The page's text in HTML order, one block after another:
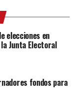
elecciones en
Junta Electoral
fondos para